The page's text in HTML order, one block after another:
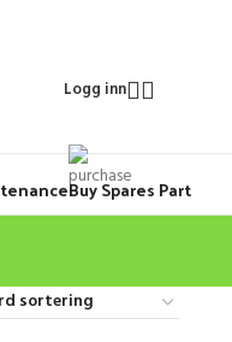
Logg inn
Buy Spares Part